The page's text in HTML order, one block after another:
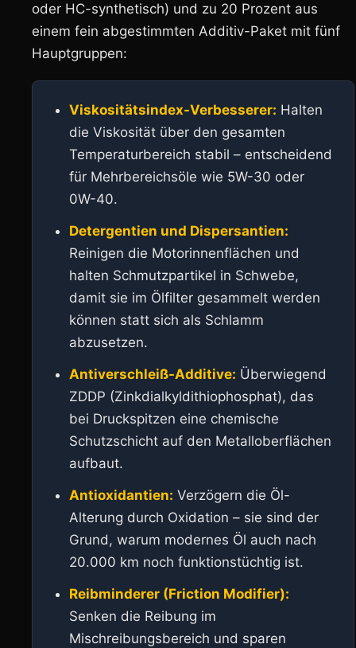
oder HC-synthetisch) und zu 20 Prozent aus
einem fein abgestimmten Additiv-Paket mit fünf
Hauptgruppen:
Viskositätsindex-Verbesserer: Halten
die Viskosität über den gesamten
Temperaturbereich stabil – entscheidend
für Mehrbereichsöle wie 5W-30 oder
0W-40.
Detergentien und Dispersantien:
Reinigen die Motorinnenflächen und
halten Schmutzpartikel in Schwebe,
damit sie im Ölfilter gesammelt werden
können statt sich als Schlamm
abzusetzen.
Antiverschleiß-Additive: Überwiegend
ZDDP (Zinkdialkyldithiophosphat), das
bei Druckspitzen eine chemische
Schutzschicht auf den Metalloberflächen
aufbaut.
Antioxidantien: Verzögern die Öl-
Alterung durch Oxidation – sie sind der
Grund, warum modernes Öl auch nach
20.000 km noch funktionstüchtig ist.
Reibminderer (Friction Modifier):
Senken die Reibung im
Mischreibungsbereich und sparen